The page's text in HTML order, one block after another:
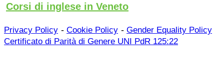
Corsi di inglese in Veneto
Privacy Policy - Cookie Policy - Gender Equality Policy
Certificato di Parità di Genere UNI PdR 125:22